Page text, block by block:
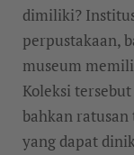
dimiliki?
perpustakaan,
museum
Koleksi
bahkan
yang dapat